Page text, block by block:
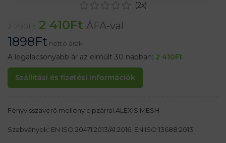
(2x)
2 410Ft ÁFA-val
1898Ft nettó árak
A legalacsonyabb ár az elmúlt 30 napban: 2 410Ft
Szállítási és fizetési információk
Fényvisszaverő mellény cipzárral ALEXIS MESH
Szabványok: EN ISO 20471:2013/A1:2016, EN ISO 13688:2013